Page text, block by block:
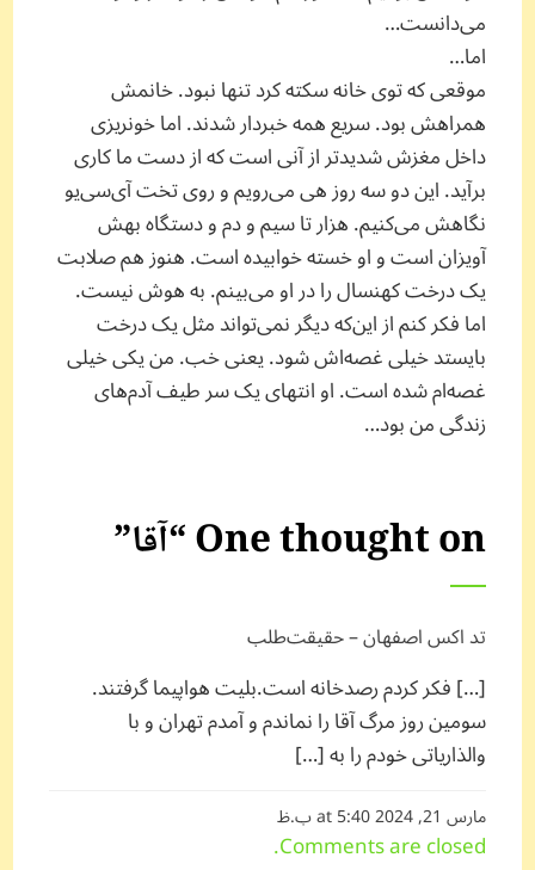
می‌دانست…
اما…
موقعی که توی خانه سکته کرد تنها نبود. خانمش
همراهش بود. سریع همه خبردار شدند. اما خونریزی
داخل مغزش شدیدتر از آنی است که از دست ما کاری
برآید. این دو سه روز هی می‌رویم و روی تخت آی‌سی‌یو
نگاهش می‌کنیم. هزار تا سیم و دم و دستگاه بهش
آویزان است و او خسته خوابیده است. هنوز هم صلابت
یک درخت کهنسال را در او می‌بینم. به هوش نیست.
اما فکر کنم از این‌که دیگر نمی‌تواند مثل یک درخت
بایستد خیلی غصه‌اش شود. یعنی خب. من یکی خیلی
غصه‌ام شده است. او انتهای یک سر طیف آدم‌های
زندگی من بود…
One thought on “ آقا”
تد اکس اصفهان – حقیقت‌طلب
[…] فکر کردم رصدخانه است.بلیت هواپیما گرفتند.
سومین روز مرگ آقا را نماندم و آمدم تهران و با
والذاریاتی خودم را به […]
مارس 21, 2024 at 5:40 ب.ظ
Comments are closed.